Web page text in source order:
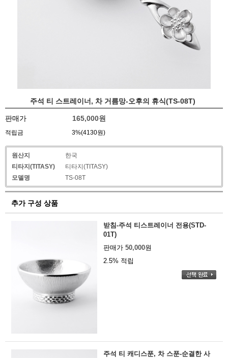
주석 티 스트레이너, 차 거름망-오후의 휴식(TS-08T)
판매가 165,000원
적립금 3%(4130원)
원산지
한국
티타지(TITASY)
티타지(TITASY)
모델명
TS-08T
추가 구성 상품
받침-주석 티스트레이너 전용(STD-
01T)
판매가 50,000원
2.5% 적립
주석 티 캐디스푼, 차 스푼-순결한 사